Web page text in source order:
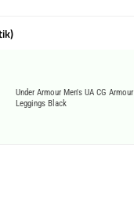
Under Armour Men's UA CG Armour
Leggings Black